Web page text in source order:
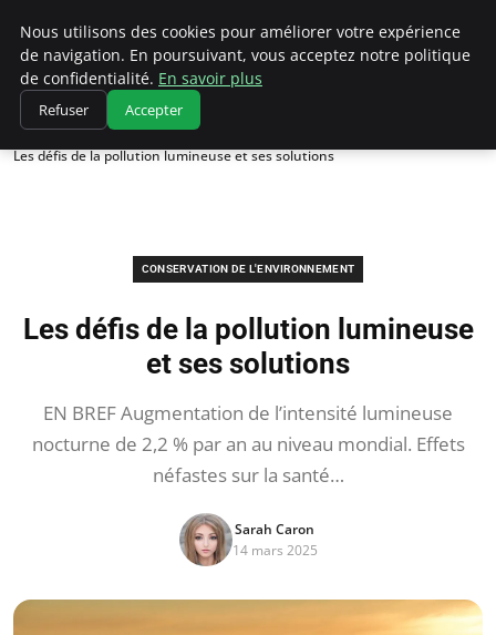
Climatedebtagents
Accueil
Conservation de l'environnement
Les défis de la pollution lumineuse et ses solutions
CONSERVATION DE L'ENVIRONNEMENT
Les défis de la pollution lumineuse
et ses solutions
EN BREF Augmentation de l’intensité lumineuse
nocturne de 2,2 % par an au niveau mondial. Effets
néfastes sur la santé…
Sarah Caron
14 mars 2025
Nous utilisons des cookies pour améliorer votre expérience
de navigation. En poursuivant, vous acceptez notre politique
de confidentialité. En savoir plus
Refuser Accepter